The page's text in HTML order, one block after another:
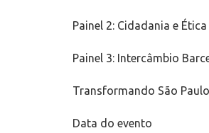
Painel 2: Cidadania e Ética
Painel 3: Intercâmbio
Transformando São
Data do evento